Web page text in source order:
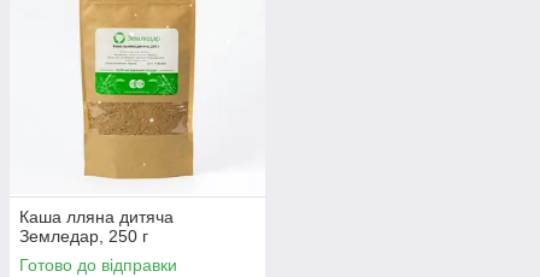
Каша лляна дитяча
Земледар, 250 г
Готово до відправки